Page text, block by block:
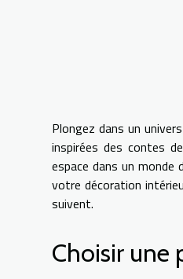
Plongez dans un
inspirées des contes
espace dans un monde
votre décoration
suivent.
Choisir une